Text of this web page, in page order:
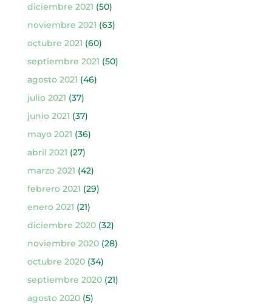
diciembre 2021 (50)
noviembre 2021 (63)
octubre 2021 (60)
septiembre 2021 (50)
agosto 2021 (46)
julio 2021 (37)
junio 2021 (37)
mayo 2021 (36)
abril 2021 (27)
marzo 2021 (42)
febrero 2021 (29)
enero 2021 (21)
diciembre 2020(32)
noviembre 2020(28)
octubre 2020(34)
septiembre 2020(21)
agosto 2020(5)